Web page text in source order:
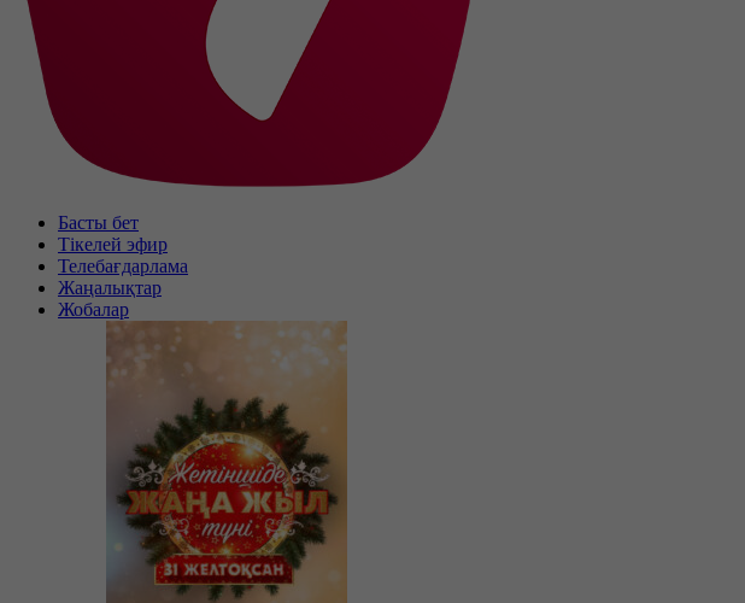
Басты бет
Тікелей эфир
Телебағдарлама
Жаңалықтар
Жобалар